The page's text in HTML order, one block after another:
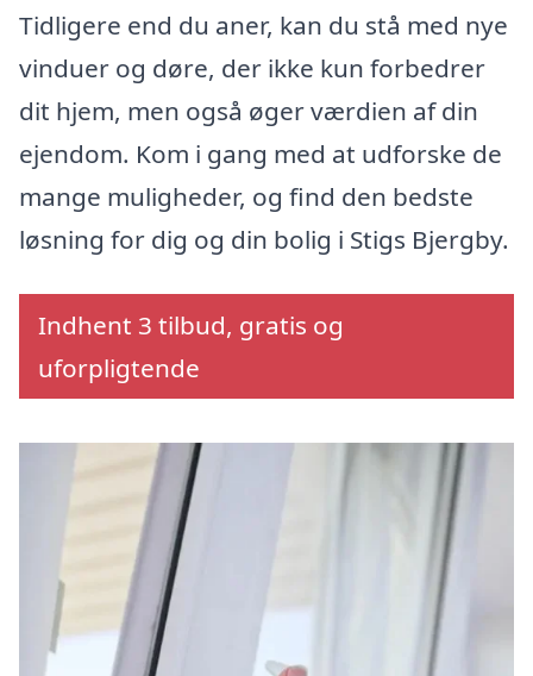
Tidligere end du aner, kan du stå med nye
vinduer og døre, der ikke kun forbedrer
dit hjem, men også øger værdien af din
ejendom. Kom i gang med at udforske de
mange muligheder, og find den bedste
løsning for dig og din bolig i Stigs Bjergby.
Indhent 3 tilbud, gratis og
uforpligtende